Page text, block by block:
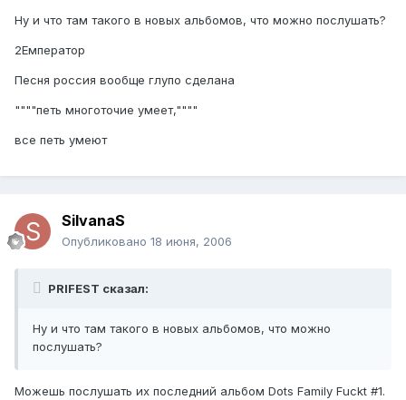
Ну и что там такого в новых альбомов, что можно послушать?
2Емператор
Песня россия вообще глупо сделана
""""петь многоточие умеет,""""
все петь умеют
SilvanaS
Опубликовано 18 июня, 2006
PRIFEST сказал:
Ну и что там такого в новых альбомов, что можно
послушать?
Можешь послушать их последний альбом Dots Family Fuckt #1.